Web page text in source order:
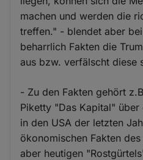
machen und werden die
treffen." - blendet aber
beharrlich Fakten die
aus bzw. verfälscht diese
- Zu den Fakten gehört
Piketty "Das Kapital"
in den USA der letzten
ökonomischen Fakten
aber heutigen